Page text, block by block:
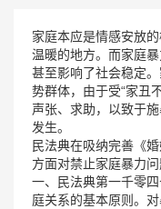
家庭本应是情感安放
温暖的地方。而家庭
甚至影响了社会稳定
势群体，由于受“家丑
声张、求助，以致于
发生。
民法典在吸纳完善《
方面对禁止家庭暴力问
一、民法典第一千零
庭关系的基本原则。